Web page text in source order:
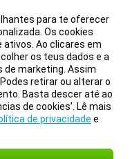
para te oferecer
Os cookies
Ao clicares em
os teus dados e a
de marketing. Assim
retirar ou alterar o
Basta descer até ao
de cookies’. Lê mais
de privacidade e